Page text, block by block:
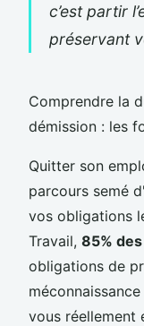
c’est partir
préservant
Comprendre la
démission : les
Quitter son
parcours semé
vos obligations
Travail, 85%
obligations de
vous réellement